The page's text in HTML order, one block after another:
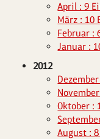
April : 9
März : 10
Februar :
Januar :
2012
Oktober :
August :